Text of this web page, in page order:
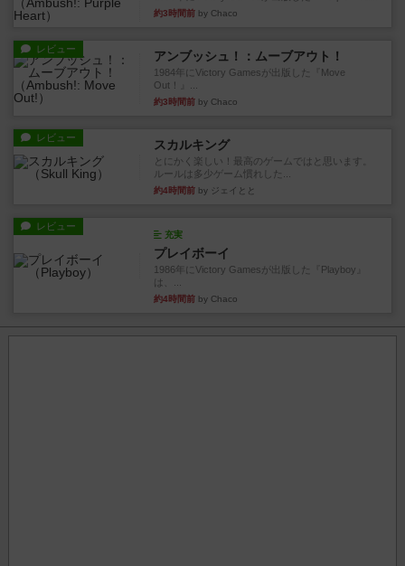
約3時間前 by Chaco
レビュー アンブッシュ！：ムーブアウト！
1984年にVictory Gamesが出版した『Move
Out！』...
約3時間前 by Chaco
レビュー スカルキング
とにかく楽しい！最高のゲームではと思います。
ルールは多少ゲーム慣れした...
約4時間前 by ジェイとと
レビュー
充実
プレイボーイ
1986年にVictory Gamesが出版した『Playboy』
は、...
約4時間前 by Chaco